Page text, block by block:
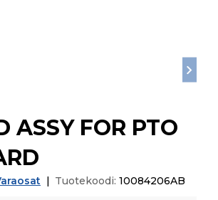
ASSY FOR PTO
Tuotekoodi: 10084206AB